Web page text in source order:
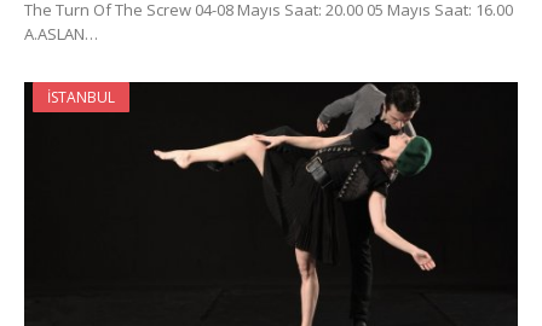
The Turn Of The Screw 04-08 Mayıs Saat: 20.00 05 Mayıs Saat: 16.00
A.ASLAN…
İSTANBUL